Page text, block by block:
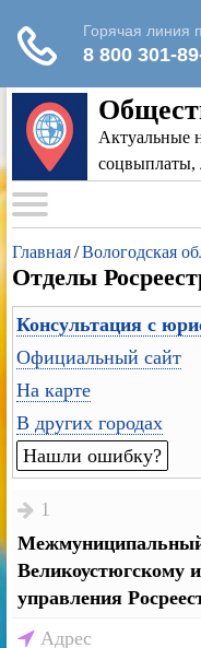
Актуальные
соцвыплаты,
Главная/Вологодская
Отделы
Консультация с
Официальный сайт
На карте
В других городах
Нашли ошибку?
1
Великоустюгскому
управления
Адрес